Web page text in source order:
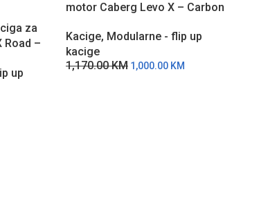
za
Road –
up
motor Caberg Levo X – Carbon
Kacige, Modularne - flip up
kacige
1,170.00KM 1,000.00 KM